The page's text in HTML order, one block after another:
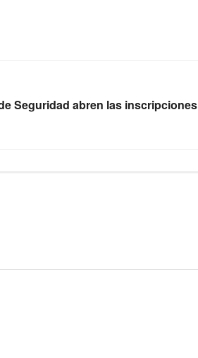
Seguridad abren las inscripciones